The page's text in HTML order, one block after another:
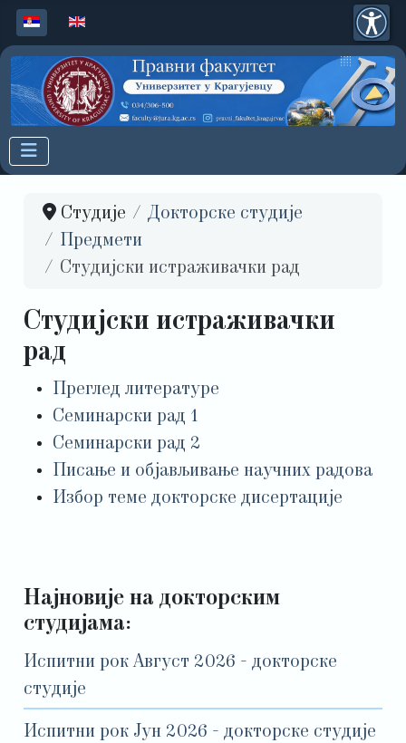
Изаберите ваш језик
Студије
Докторске студије
Предмети
Студијски истраживачки рад
Студијски истраживачки
рад
Преглед литературе
Семинарски рад 1
Семинарски рад 2
Писање и објављивање научних радова
Избор теме докторске дисертације
Најновије на докторским
студијама:
Испитни рок Август 2026 - докторске
студије
Испитни рок Јун 2026 - докторске студије